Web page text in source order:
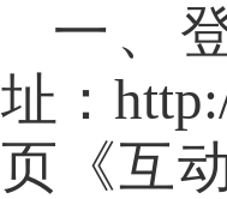
一、
址：
页《互